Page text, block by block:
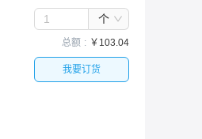
个
总额 ￥ 103.04
我要订货